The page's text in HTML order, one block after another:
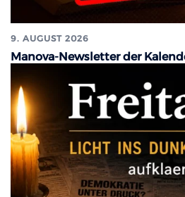
9. AUGUST 2026
Manova-Newsletter der